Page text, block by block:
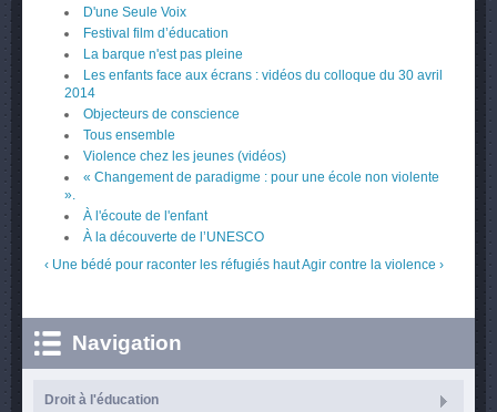
D'une Seule Voix
Festival film d’éducation
La barque n'est pas pleine
Les enfants face aux écrans : vidéos du colloque du 30 avril
2014
Objecteurs de conscience
Tous ensemble
Violence chez les jeunes (vidéos)
« Changement de paradigme : pour une école non violente
».
À l'écoute de l'enfant
À la découverte de l’UNESCO
‹ Une bédé pour raconter les réfugiés hautAgir contre la violence ›
Navigation
Droit à l'éducation